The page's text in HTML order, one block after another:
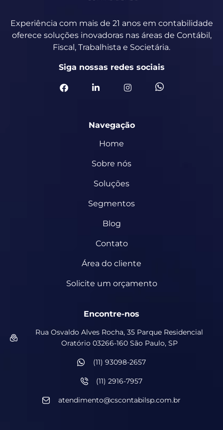
Experiência com mais de 21 anos em contabilidade
oferece soluções inovadoras nas áreas de Contábil,
Fiscal, Trabalhista e Societária.
Siga nossas redes sociais
Navegação
Home
Sobre nós
Soluções
Segmentos
Blog
Contato
Área do cliente
Solicite um orçamento
Encontre-nos
Rua Osvaldo Alves Rocha, 35 Parque Residencial
Oratório 03266-160 São Paulo, SP
(11) 93098-2657
(11) 2916-7957
atendimento@cscontabilsp.com.br